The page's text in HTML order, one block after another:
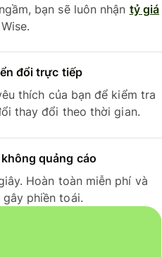
bạn sẽ luôn nhận tỷ giá
đổi trực tiếp
thích của bạn để kiểm tra
thay đổi theo thời gian.
quảng cáo
Hoàn toàn miễn phí và
phiền toái.